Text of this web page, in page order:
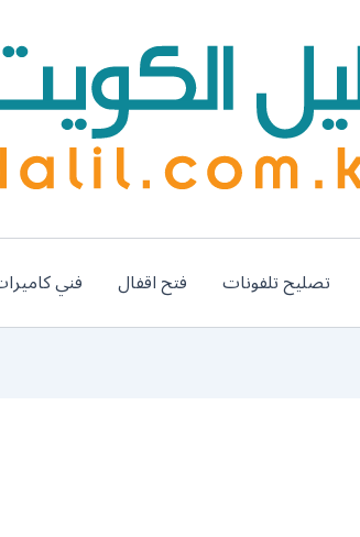
تصليح تلفونات فتح اقفال فني